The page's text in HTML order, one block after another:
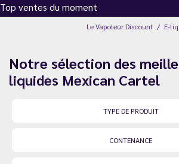
Top ventes du moment
Le Vapoteur Discount E-
Notre sélection des
liquides Mexican Cartel
TYPE DE PRODUIT
CONTENANCE